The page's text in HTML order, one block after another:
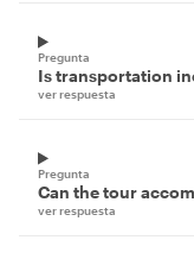
Pregunta
Is transportation
ver respuesta
Pregunta
Can the tour
ver respuesta